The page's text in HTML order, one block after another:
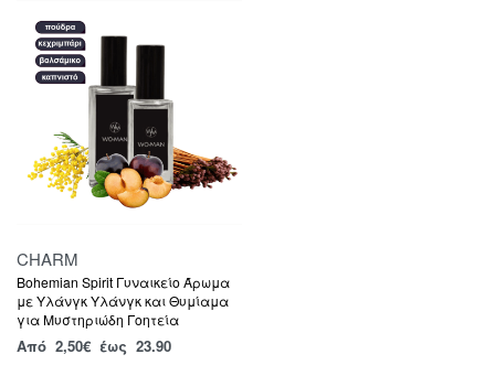
CHARM
Bohemian Spirit Γυναικείο Άρωμα
με Υλάνγκ Υλάνγκ και Θυμίαμα
για Μυστηριώδη Γοητεία
Από 2,50€ έως 23.90